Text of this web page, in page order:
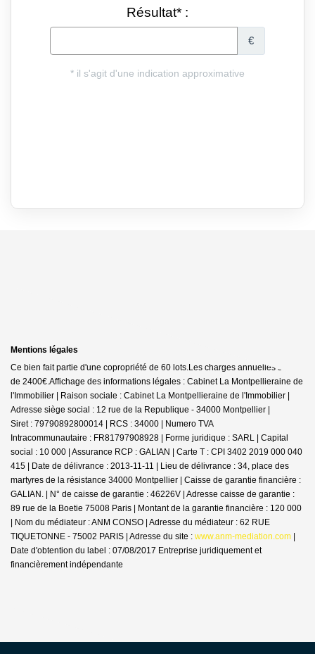
Mentions légales
Ce bien fait partie d'une copropriété de 60 lots.Les charges annuelles sont
de 2400€.Affichage des informations légales : Cabinet La Montpellieraine de
l'Immobilier | Raison sociale : Cabinet La Montpellieraine de l'Immobilier |
Adresse siège social : 12 rue de la Republique - 34000 Montpellier |
Siret : 79790892800014 | RCS : 34000 | Numero TVA
Intracommunautaire : FR81797908928 | Forme juridique : SARL | Capital
social : 10 000 | Assurance RCP : GALIAN | Carte T : CPI 3402 2019 000 040
415 | Date de délivrance : 2013-11-11 | Lieu de délivrance : 34, place des
martyres de la résistance 34000 Montpellier | Caisse de garantie financière :
GALIAN. | N° de caisse de garantie : 46226V | Adresse caisse de garantie :
89 rue de la Boetie 75008 Paris | Montant de la garantie financière : 120 000
| Nom du médiateur : ANM CONSO | Adresse du médiateur : 62 RUE
TIQUETONNE - 75002 PARIS | Adresse du site : www.anm-mediation.com |
Date d'obtention du label : 07/08/2017 Entreprise juridiquement et
financièrement indépendante